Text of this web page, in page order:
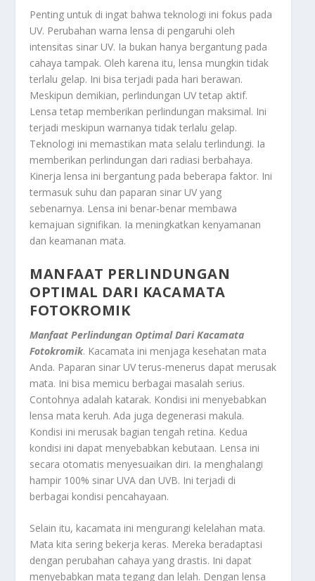
Penting untuk di ingat bahwa teknologi ini fokus pada
UV. Perubahan warna lensa di pengaruhi oleh
intensitas sinar UV. Ia bukan hanya bergantung pada
cahaya tampak. Oleh karena itu, lensa mungkin tidak
terlalu gelap. Ini bisa terjadi pada hari berawan.
Meskipun demikian, perlindungan UV tetap aktif.
Lensa tetap memberikan perlindungan maksimal. Ini
terjadi meskipun warnanya tidak terlalu gelap.
Teknologi ini memastikan mata selalu terlindungi. Ia
memberikan perlindungan dari radiasi berbahaya.
Kinerja lensa ini bergantung pada beberapa faktor. Ini
termasuk suhu dan paparan sinar UV yang
sebenarnya. Lensa ini benar-benar membawa
kemajuan signifikan. Ia meningkatkan kenyamanan
dan keamanan mata.
MANFAAT PERLINDUNGAN
OPTIMAL DARI KACAMATA
FOTOKROMIK
Manfaat Perlindungan Optimal Dari Kacamata
Fotokromik. Kacamata ini menjaga kesehatan mata
Anda. Paparan sinar UV terus-menerus dapat merusak
mata. Ini bisa memicu berbagai masalah serius.
Contohnya adalah katarak. Kondisi ini menyebabkan
lensa mata keruh. Ada juga degenerasi makula.
Kondisi ini merusak bagian tengah retina. Kedua
kondisi ini dapat menyebabkan kebutaan. Lensa ini
secara otomatis menyesuaikan diri. Ia menghalangi
hampir 100% sinar UVA dan UVB. Ini terjadi di
berbagai kondisi pencahayaan.
Selain itu, kacamata ini mengurangi kelelahan mata.
Mata kita sering bekerja keras. Mereka beradaptasi
dengan perubahan cahaya yang drastis. Ini dapat
menyebabkan mata tegang dan lelah. Dengan lensa